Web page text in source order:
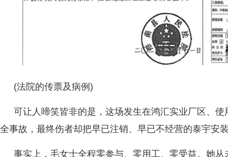
(法院的传票及病例)
可让人啼笑皆非的是，这场发生在鸿汇实业厂区、
全事故，最终伤者却把早已注销、早已不经营的泰宇安
事实上，毛女士全程零参与、零用工、零受益。她